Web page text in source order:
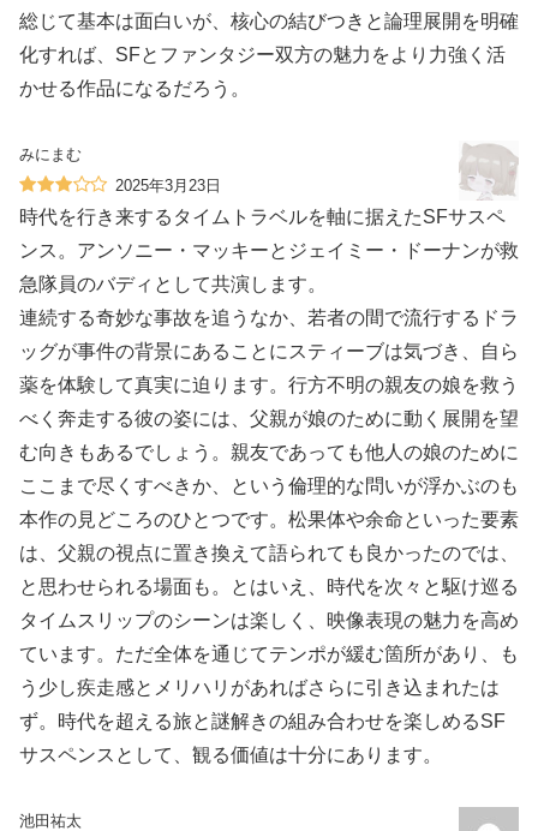
総じて基本は面白いが、核心の結びつきと論理展開を明確
化すれば、SFとファンタジー双方の魅力をより力強く活
かせる作品になるだろう。
みにまむ
2025年3月23日
時代を行き来するタイムトラベルを軸に据えたSFサスペ
ンス。アンソニー・マッキーとジェイミー・ドーナンが救
急隊員のバディとして共演します。
連続する奇妙な事故を追うなか、若者の間で流行するドラ
ッグが事件の背景にあることにスティーブは気づき、自ら
薬を体験して真実に迫ります。行方不明の親友の娘を救う
べく奔走する彼の姿には、父親が娘のために動く展開を望
む向きもあるでしょう。親友であっても他人の娘のために
ここまで尽くすべきか、という倫理的な問いが浮かぶのも
本作の見どころのひとつです。松果体や余命といった要素
は、父親の視点に置き換えて語られても良かったのでは、
と思わせられる場面も。とはいえ、時代を次々と駆け巡る
タイムスリップのシーンは楽しく、映像表現の魅力を高め
ています。ただ全体を通じてテンポが緩む箇所があり、も
う少し疾走感とメリハリがあればさらに引き込まれたは
ず。時代を超える旅と謎解きの組み合わせを楽しめるSF
サスペンスとして、観る価値は十分にあります。
池田祐太